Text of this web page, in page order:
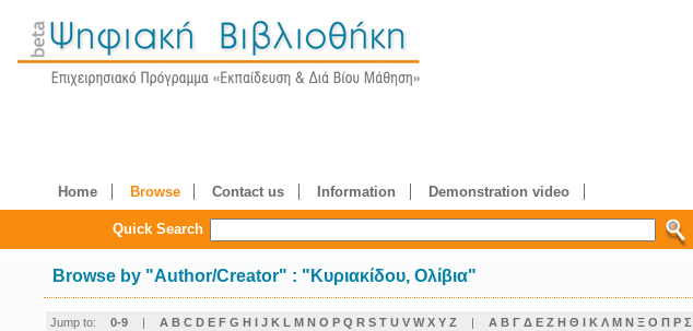
Home Browse Contact us Information Demonstration video
Quick Search
Browse by "Author/Creator" : "Κυριακίδου, Ολίβια"
Jump to: 0-9 | A B C D E F G H I J K L M N O P Q R S T U V W X Y Z | Α Β Γ Δ Ε Ζ Η Θ Ι Κ Λ Μ Ν Ξ Ο Π Ρ Σ